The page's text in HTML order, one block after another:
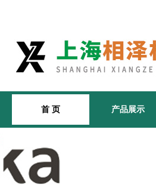
首 页 产品展示